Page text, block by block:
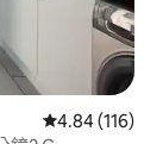
從 116 則評價
4.84 (116)